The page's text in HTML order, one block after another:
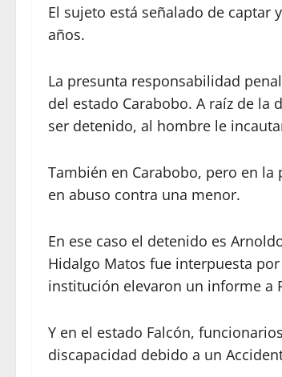
El sujeto está señalado de captar
años.
La presunta responsabilidad
del estado Carabobo. A raíz de la
ser detenido, al hombre le
También en Carabobo, pero en
en abuso contra una menor.
En ese caso el detenido es
Hidalgo Matos fue interpuesta
institución elevaron un informe a
Y en el estado Falcón,
discapacidad debido a un